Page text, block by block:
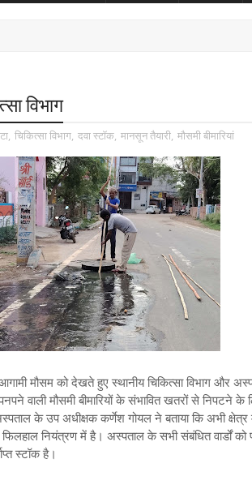
विभाग
, चिकित्सा विभाग, दवा स्टॉक, मानसून तैयारी, मौसमी बीमारियां
मौसम को देखते हुए स्थानीय चिकित्सा विभाग और
वाली मौसमी बीमारियों के संभावित खतरों से निपटने
के उप अधीक्षक कर्णेश गोयल ने बताया कि अभी क्षेत्र में
फिलहाल नियंत्रण में है। अस्पताल के सभी संबंधित वार्डों
स्टॉक है।